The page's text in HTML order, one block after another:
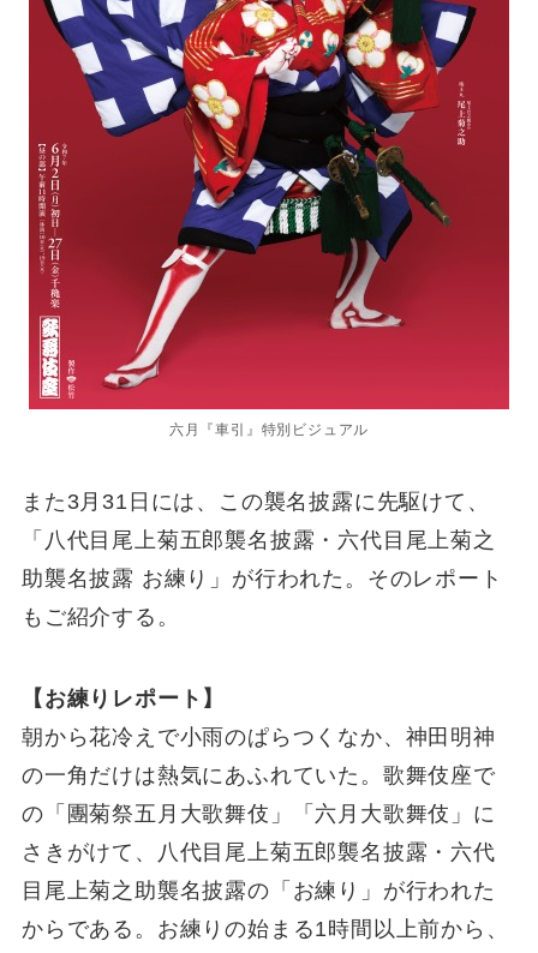
六月『車引』特別ビジュアル
また3月31日には、この襲名披露に先駆けて、
「八代目尾上菊五郎襲名披露・六代目尾上菊之
助襲名披露 お練り」が行われた。そのレポート
もご紹介する。
【お練りレポート】
朝から花冷えで小雨のぱらつくなか、神田明神
の一角だけは熱気にあふれていた。歌舞伎座で
の「團菊祭五月大歌舞伎」「六月大歌舞伎」に
さきがけて、八代目尾上菊五郎襲名披露・六代
目尾上菊之助襲名披露の「お練り」が行われた
からである。お練りの始まる1時間以上前から、